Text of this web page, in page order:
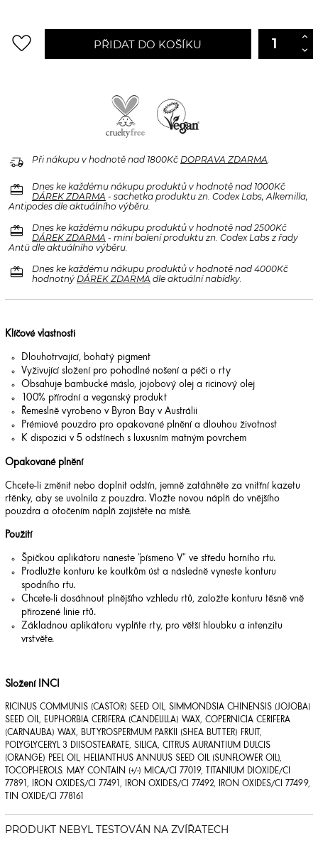
favorite_border PŘIDAT DO KOŠÍKU
delivery_truck_speed Při nákupu v hodnotě nad 1800Kč DOPRAVA ZDARMA.
redeem
Dnes ke každému nákupu produktů v hodnotě nad 1000Kč
DÁREK ZDARMA - sachetka produktu zn. Codex Labs, Alkemilla,
Antipodes dle aktuálního výběru.
redeem
Dnes ke každému nákupu produktů v hodnotě nad 2500Kč
DÁREK ZDARMA - mini balení produktu zn. Codex Labs z řady
Antü dle aktuálního výběru.
redeem
Dnes ke každému nákupu produktů v hodnotě nad 4000Kč
hodnotný DÁREK ZDARMA dle aktuální nabídky.
Klíčové vlastnosti
Dlouhotrvající, bohatý pigment
Vyživující složení pro pohodlné nošení a péči o rty
Obsahuje bambucké máslo, jojobový olej a ricinový olej
100% přírodní a veganský produkt
Řemeslně vyrobeno v Byron Bay v Austrálii
Prémiové pouzdro pro opakované plnění a dlouhou životnost
K dispozici v 5 odstínech s luxusním matným povrchem
Opakované plnění
Chcete-li změnit nebo doplnit odstín, jemně zatáhněte za vnitřní kazetu
rtěnky, aby se uvolnila z pouzdra. Vložte novou náplň do vnějšího
pouzdra a otočením náplň zajistěte na místě.
Použití
Špičkou aplikátoru naneste "písmeno V" ve středu horního rtu.
Prodlužte konturu ke koutkům úst a následně vyneste konturu
spodního rtu.
Chcete-li dosáhnout plnějšího vzhledu rtů, založte konturu těsně vně
přirozené linie rtů.
Základnou aplikátoru vyplňte rty, pro větší hloubku a intenzitu
vrstvěte.
Složení INCI
RICINUS COMMUNIS (CASTOR) SEED OIL, SIMMONDSIA CHINENSIS (JOJOBA)
SEED OIL, EUPHORBIA CERIFERA (CANDELILLA) WAX, COPERNICIA CERIFERA
(CARNAUBA) WAX, BUTYROSPERMUM PARKII (SHEA BUTTER) FRUIT,
POLYGLYCERYL 3 DIISOSTEARATE, SILICA, CITRUS AURANTIUM DULCIS
(ORANGE) PEEL OIL, HELIANTHUS ANNUUS SEED OIL (SUNFLOWER OIL),
TOCOPHEROLS. MAY CONTAIN (+/-) MICA/CI 77019, TITANIUM DIOXIDE/CI
77891, IRON OXIDES/CI 77491, IRON OXIDES/CI 77492, IRON OXIDES/CI 77499,
TIN OXIDE/CI 778161